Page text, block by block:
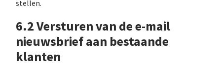
stellen.
6.2 Versturen van de e-mail
nieuwsbrief aan bestaande
klanten